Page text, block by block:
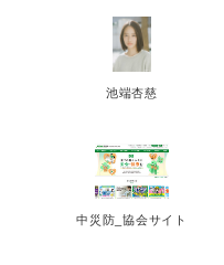
池端杏慈
中災防_協会サイト